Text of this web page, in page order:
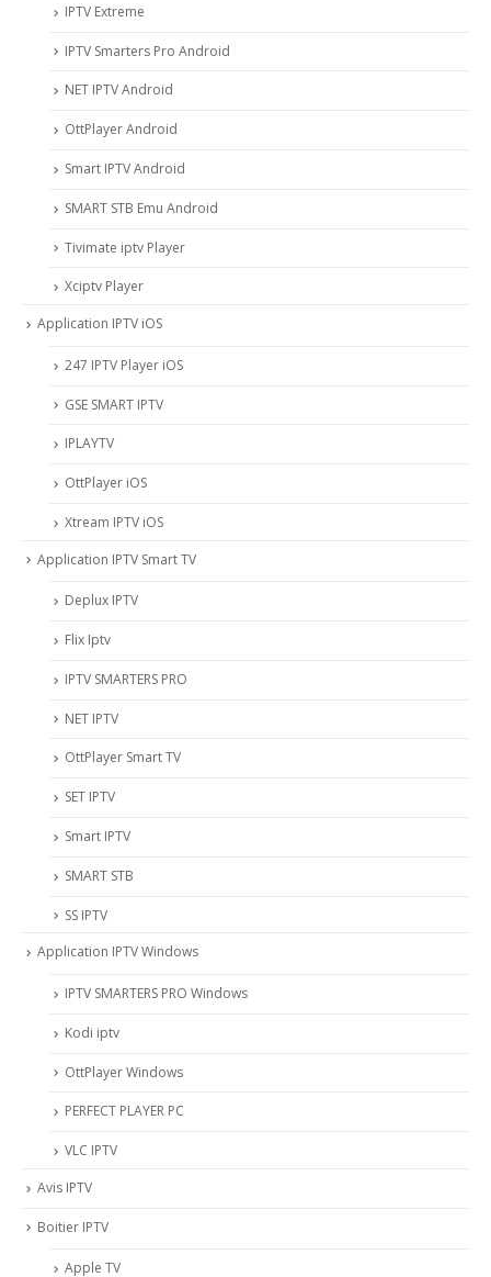
IPTV Extreme
IPTV Smarters Pro Android
NET IPTV Android
OttPlayer Android
Smart IPTV Android
SMART STB Emu Android
Tivimate iptv Player
Xciptv Player
Application IPTV iOS
247 IPTV Player iOS
‎GSE SMART IPTV
IPLAYTV
OttPlayer iOS
Xtream IPTV iOS
Application IPTV Smart TV
Deplux IPTV
Flix Iptv
IPTV SMARTERS PRO
NET IPTV
OttPlayer Smart TV
SET IPTV
Smart IPTV
SMART STB
SS IPTV
Application IPTV Windows
IPTV SMARTERS PRO Windows
Kodi iptv
OttPlayer Windows
PERFECT PLAYER PC
VLC IPTV
Avis IPTV
Boitier IPTV
Apple TV